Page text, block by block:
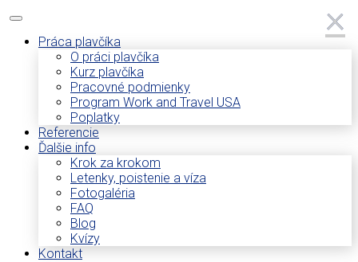
Práca plavčíka
O práci plavčíka
Kurz plavčíka
Pracovné podmienky
Program Work and Travel USA
Poplatky
Referencie
Ďalšie info
Krok za krokom
Letenky, poistenie a víza
Fotogaléria
FAQ
Blog
Kvízy
Kontakt
×
×